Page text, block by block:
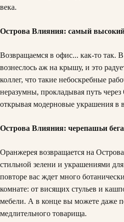
века.
Острова Влияния: самый высокий
Возвращаемся в офис... как-то так. В
вознеслось аж на крышу, и это
коллег, что такие небоскребные
неразумны, прокладывая путь
открывая модерновые украшения в
Острова Влияния: черепашьи бега
Оранжерея возвращается на
стильной зелени и украшениями
повторе вас ждет много
комнате: от висящих стульев и
мебели. А в конце вы можете даже
медлительного товарища.